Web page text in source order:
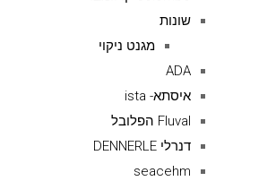
שונות
מגנט ניקוי
ADA
איסתא- ista
Fluval הפלובל
דנרלי DENNERLE
seacehm